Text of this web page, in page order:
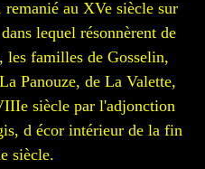
au XVe siècle sur
lequel résonnèrent de
les familles de Gosselin,
Panouze, de La Valette,
siècle par l'adjonction
d écor intérieur de la fin
siècle.